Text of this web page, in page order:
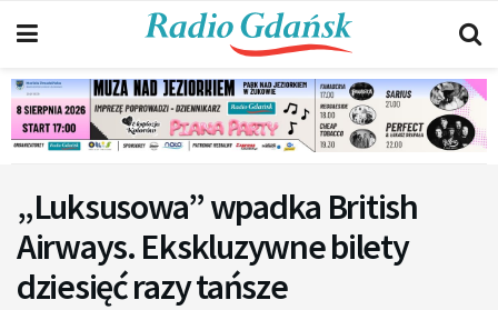
„Luksusowa” wpadka British
Airways. Ekskluzywne bilety
dziesięć razy tańsze